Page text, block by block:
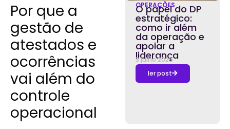
Por que a
gestão de
atestados e
ocorrências
vai além do
controle
operacional
OPERAÇÕES
O papel do DP
estratégico:
como ir além
da operação e
apoiar a
liderança
3 julho 2026
ler post